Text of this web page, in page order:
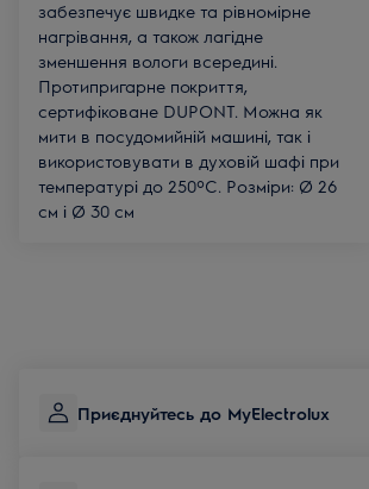
забезпечує швидке та рівномірне
нагрівання, а також лагідне
зменшення вологи всередині.
Протипригарне покриття,
сертифіковане DUPONT. Можна як
мити в посудомийній машині, так і
використовувати в духовій шафі при
температурі до 250ºC. Розміри: Ø 26
см і Ø 30 см
Приєднуйтесь до MyElectrolux